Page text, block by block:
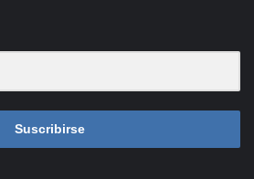
Suscribirse